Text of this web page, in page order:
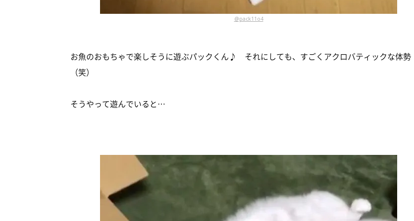
@pack11o4
お魚のおもちゃで楽しそうに遊ぶパックくん♪ それにしても、すごくアクロバティックな体勢
（笑）
そうやって遊んでいると…